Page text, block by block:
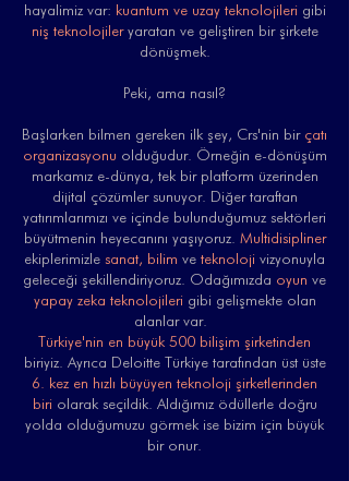
hayalimiz var: kuantum ve uzay teknolojileri gibi
niş teknolojileryaratan ve geliştiren bir şirkete
dönüşmek.
Peki, ama nasıl?
Başlarken bilmen gereken ilk şey, Crs'nin bir çatı
organizasyonu olduğudur. Örneğin e-dönüşüm
markamız e-dünya, tek bir platform üzerinden
dijital çözümler sunuyor. Diğer taraftan
yatırımlarımızı ve içinde bulunduğumuz sektörleri
büyütmenin heyecanını yaşıyoruz. Multidisipliner
ekiplerimizle sanat, bilim ve teknoloji vizyonuyla
geleceği şekillendiriyoruz. Odağımızda oyun ve
yapay zeka teknolojileri gibi gelişmekte olan
alanlar var.
Türkiye'nin en büyük 500 bilişim şirketinden
biriyiz. Ayrıca Deloitte Türkiye tarafından üst üste
6. kez en hızlı büyüyen teknoloji şirketlerinden
biri olarak seçildik. Aldığımız ödüllerle doğru
yolda olduğumuzu görmek ise bizim için büyük
bir onur.